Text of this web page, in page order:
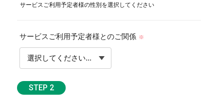
サービスご利用予定者様の性別を選択してください
サービスご利用予定者様とのご関係 ※
STEP 2